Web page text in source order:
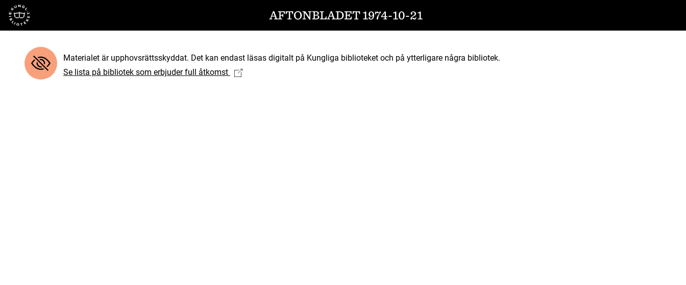
Till startsidan AFTONBLADET 1974-10-21
Materialet är upphovsrättsskyddat. Det kan endast läsas digitalt på Kungliga biblioteket och på ytterligare några bibliotek.
Se lista på bibliotek som erbjuder full åtkomst